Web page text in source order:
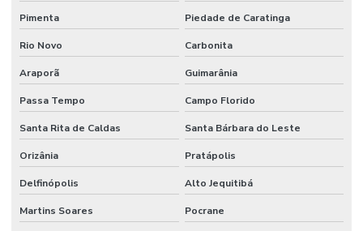
Pimenta Piedade de Caratinga
Rio Novo Carbonita
Araporã Guimarânia
Passa Tempo Campo Florido
Santa Rita de Caldas Santa Bárbara do Leste
Orizânia Pratápolis
Delfinópolis Alto Jequitibá
Martins Soares Pocrane